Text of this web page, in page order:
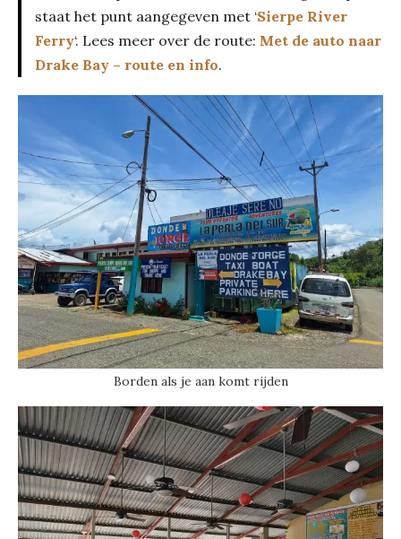
staat het punt aangegeven met ‘Sierpe River
Ferry‘. Lees meer over de route: Met de auto naar
Drake Bay – route en info.
Borden als je aan komt rijden